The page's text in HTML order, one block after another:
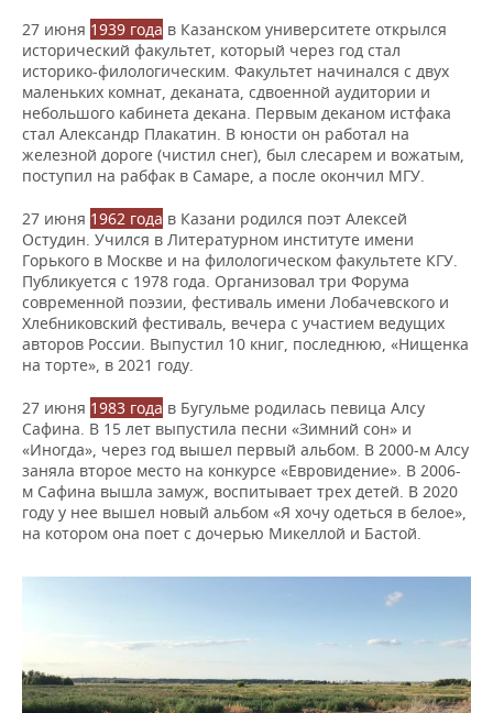
27 июня 1939 года в Казанском университете открылся
исторический факультет, который через год стал
историко-филологическим. Факультет начинался с двух
маленьких комнат, деканата, сдвоенной аудитории и
небольшого кабинета декана. Первым деканом истфака
стал Александр Плакатин. В юности он работал на
железной дороге (чистил снег), был слесарем и вожатым,
поступил на рабфак в Самаре, а после окончил МГУ.
27 июня 1962 года в Казани родился поэт Алексей
Остудин. Учился в Литературном институте имени
Горького в Москве и на филологическом факультете КГУ.
Публикуется с 1978 года. Организовал три Форума
современной поэзии, фестиваль имени Лобачевского и
Хлебниковский фестиваль, вечера с участием ведущих
авторов России. Выпустил 10 книг, последнюю, «Нищенка
на торте», в 2021 году.
27 июня 1983 года в Бугульме родилась певица Алсу
Сафина. В 15 лет выпустила песни «Зимний сон» и
«Иногда», через год вышел первый альбом. В 2000-м Алсу
заняла второе место на конкурсе «Евровидение». В 2006-
м Сафина вышла замуж, воспитывает трех детей. В 2020
году у нее вышел новый альбом «Я хочу одеться в белое»,
на котором она поет с дочерью Микеллой и Бастой.